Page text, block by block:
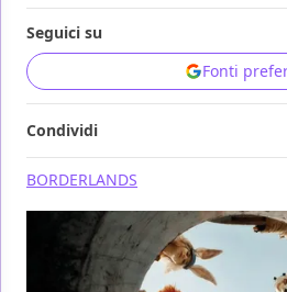
Seguici su
Fonti
Condividi
BORDERLANDS